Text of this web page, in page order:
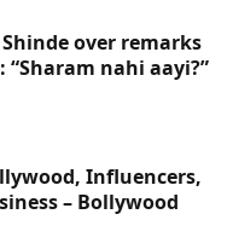
over remarks
“Sharam nahi aayi?”
Influencers,
– Bollywood